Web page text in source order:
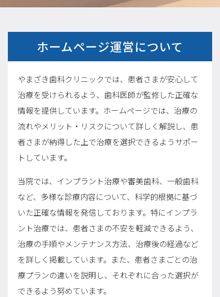
ホームページ運営について
やまざき歯科クリニックでは、患者さまが安心して
治療を受けられるよう、歯科医師が監修した正確な
情報を提供しています。ホームページでは、治療の
流れやメリット・リスクについて詳しく解説し、患
者さまが納得した上で治療を選択できるようサポー
トしています。
当院では、インプラント治療や審美歯科、一般歯科
など、多様な診療内容について、科学的根拠に基づ
いた正確な情報を発信しております。特にインプラ
ント治療では、患者さまの不安を軽減できるよう、
治療の手順やメンテナンス方法、治療後の経過など
を詳しく掲載しています。また、患者さまごとの治
療プランの違いを説明し、それぞれに合った選択が
できるよう努めています。